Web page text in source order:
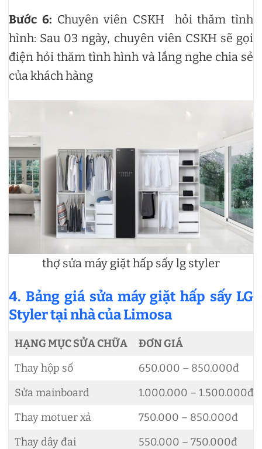
Bước 6: Chuyên viên CSKH hỏi thăm tình
hình: Sau 03 ngày, chuyên viên CSKH sẽ gọi
điện hỏi thăm tình hình và lắng nghe chia sẻ
của khách hàng
thợ sửa máy giặt hấp sấy lg styler
4. Bảng giá sửa máy giặt hấp sấy LG
Styler tại nhà của Limosa
HẠNG MỤC SỬA CHỮA
ĐƠN GIÁ
Thay hộp số
650.000 – 850.000đ
Sửa mainboard
1.000.000 – 1.500.000đ
Thay motuer xả
750.000 – 850.000đ
Thay dây đai
550.000 – 750.000đ